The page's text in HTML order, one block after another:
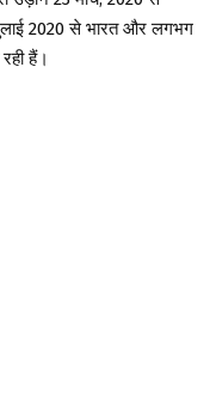
2020 से भारत और लगभग
हैं।